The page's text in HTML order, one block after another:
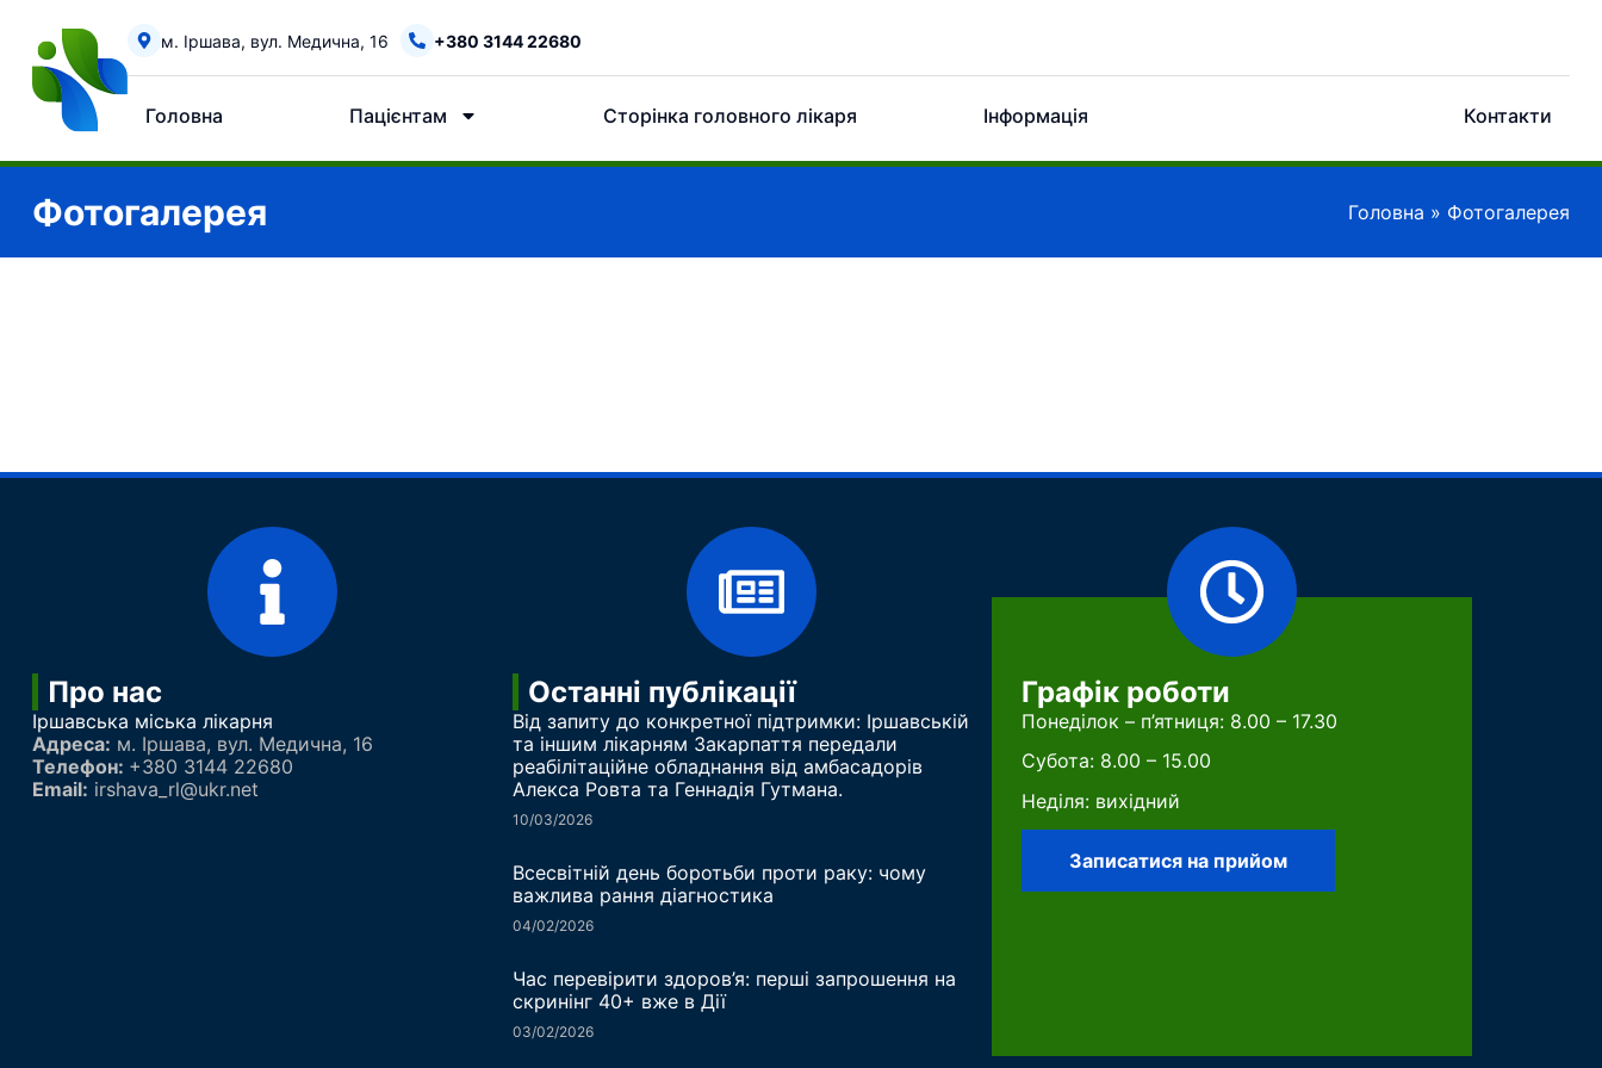
м. Іршава, вул. Медична, 16 +380 3144 22680
Головна Пацієнтам Сторінка головного лікаря Інформація Контакти
Фотогалерея Головна » Фотогалерея
Про нас
Іршавська міська лікарня
Адреса: м. Іршава, вул. Медична, 16
Телефон: +380 3144 22680
Email: irshava_rl@ukr.net
Останні публікації
Від запиту до конкретної підтримки: Іршавській
та іншим лікарням Закарпаття передали
реабілітаційне обладнання від амбасадорів
Алекса Ровта та Геннадія Гутмана.
10/03/2026
Всесвітній день боротьби проти раку: чому
важлива рання діагностика
04/02/2026
Час перевірити здоров’я: перші запрошення на
скринінг 40+ вже в Дії
03/02/2026
Графік роботи
Понеділок – п’ятниця: 8.00 – 17.30
Субота: 8.00 – 15.00
Неділя: вихідний
Записатися на прийом